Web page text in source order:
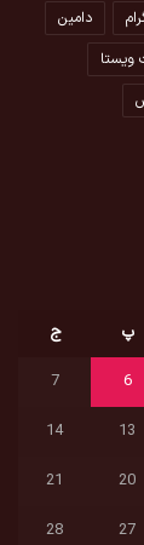
دامین
ویستا
پ
ج
6
7
13
14
20
21
27
28